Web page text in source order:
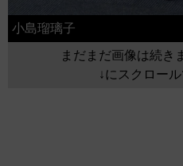
小島瑠璃子
まだまだ画像は続き
↓にスクロー